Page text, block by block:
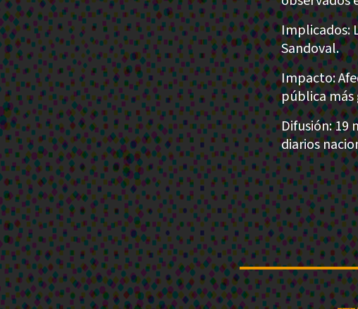
Implicados:
Sandoval.
Impacto:
pública más
Difusión: 19
diarios